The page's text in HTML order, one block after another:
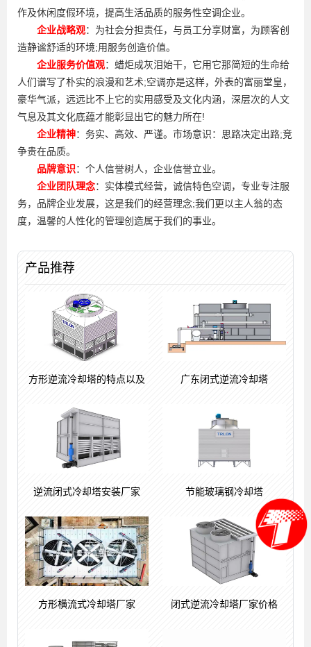
作及休闲度假环境，提高生活品质的服务性空调企业。
企业战略观：为社会分担责任，与员工分享财富，为顾客创
造静谧舒适的环境;用服务创造价值。
企业服务价值观：蜡炬成灰泪始干，它用它那简短的生命给
人们谱写了朴实的浪漫和艺术;空调亦是这样，外表的富丽堂皇，
豪华气派，远远比不上它的实用感受及文化内涵，深层次的人文
气息及其文化底蕴才能彰显出它的魅力所在!
企业精神：务实、高效、严谨。市场意识：思路决定出路;竞
争贵在品质。
品牌意识：个人信誉树人，企业信誉立业。
企业团队理念：实体模式经营，诚信特色空调，专业专注服
务，品牌企业发展，这是我们的经营理念;我们更以主人翁的态
度，温馨的人性化的管理创造属于我们的事业。
产品推荐
方形逆流冷却塔的特点以及 广东闭式逆流冷却塔
逆流闭式冷却塔安装厂家 节能玻璃钢冷却塔
方形横流式冷却塔厂家 闭式逆流冷却塔厂家价格